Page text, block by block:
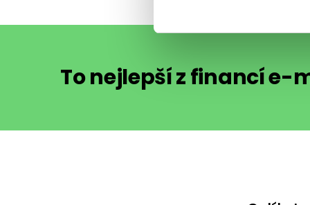
To nejlepší z financí e-